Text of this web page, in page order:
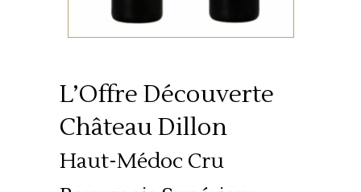
L’Offre Découverte
Château Dillon
Haut-Médoc Cru